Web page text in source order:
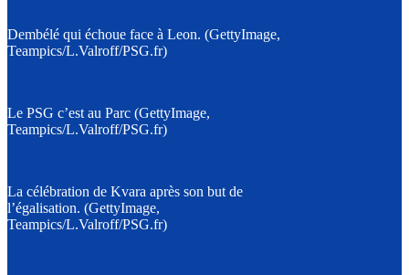
Dembélé qui échoue face à Leon. (GettyImage,
Teampics/L.Valroff/PSG.fr)
Le PSG c’est au Parc (GettyImage,
Teampics/L.Valroff/PSG.fr)
La célébration de Kvara après son but de
l’égalisation. (GettyImage,
Teampics/L.Valroff/PSG.fr)